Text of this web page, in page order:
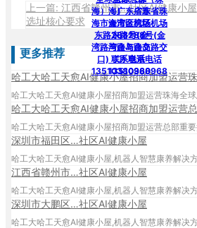
上一篇: 江西省赣州市…社区AI健康小屋
选址核心要求
更多推荐
深圳市福田区…社区AI健康小屋
江西省赣州市…社区AI健康小屋
深圳市大鹏区…社区AI健康小屋